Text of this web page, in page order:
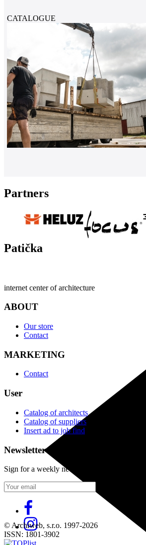
CATALOGUE
Partners
Patička
internet center of architecture
ABOUT
Our store
Contact
MARKETING
Contact
User
Catalog of architects
Catalog of suppliers
Insert ad to job find
Newsletter
Sign for a weekly newsletter:
© Archiweb, s.r.o. 1997-2026
ISSN: 1801-3902